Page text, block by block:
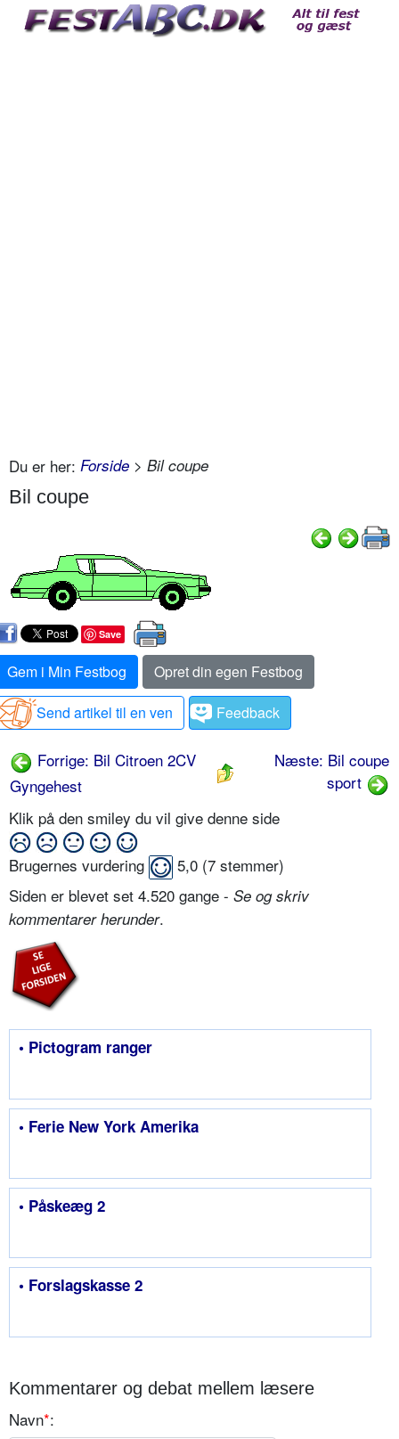
Du er her: Forside > Bil coupe
Bil coupe
Save
Gem i Min Festbog
Opret din egen Festbog
Send artikel til en ven
Feedback
Forrige: Bil Citroen 2CV
Gyngehest
Næste: Bil coupe
sport
Klik på den smiley du vil give denne side
Brugernes vurdering 5,0 (7 stemmer)
Siden er blevet set 4.520 gange - Se og skriv
kommentarer herunder.
• Pictogram ranger
• Ferie New York Amerika
• Påskeæg 2
• Forslagskasse 2
Kommentarer og debat mellem læsere
Navn*: